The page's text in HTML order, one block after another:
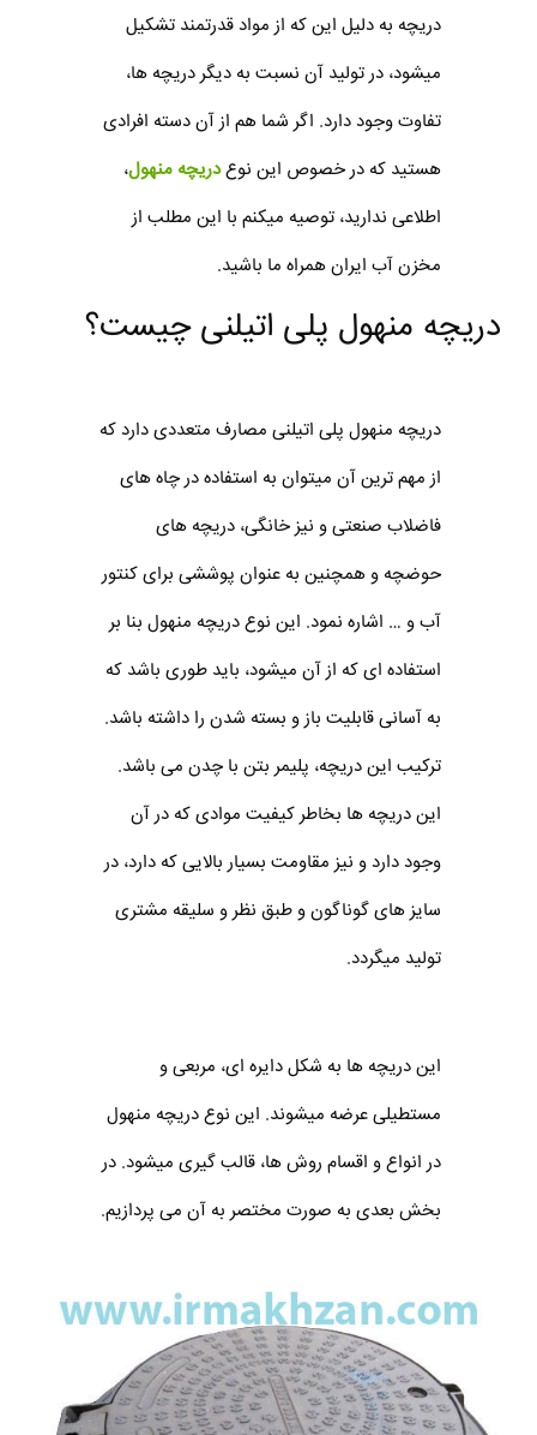
دریچه به دلیل این که از مواد قدرتمند تشکیل
میشود، در تولید آن نسبت به دیگر دریچه ها،
تفاوت وجود دارد. اگر شما هم از آن دسته افرادی
هستید که در خصوص این نوعدریچه منهول،
اطلاعی ندارید، توصیه میکنم با این مطلب از
مخزن آب ایران همراه ما باشید.
دریچه منهول پلی اتیلنی چیست؟
دریچه منهول پلی اتیلنی مصارف متعددی دارد که
از مهم ترین آن میتوان به استفاده در چاه های
فاضلاب صنعتی و نیز خانگی، دریچه های
حوضچه و همچنین به عنوان پوششی برای کنتور
آب و … اشاره نمود. این نوع دریچه منهول بنا بر
استفاده ای که از آن میشود، باید طوری باشد که
به آسانی قابلیت باز و بسته شدن را داشته باشد.
ترکیب این دریچه، پلیمر بتن با چدن می باشد.
این دریچه ها بخاطر کیفیت موادی که در آن
وجود دارد و نیز مقاومت بسیار بالایی که دارد، در
سایز های گوناگون و طبق نظر و سلیقه مشتری
تولید میگردد.
این دریچه ها به شکل دایره ای، مربعی و
مستطیلی عرضه میشوند. این نوع دریچه منهول
در انواع و اقسام روش ها، قالب گیری میشود. در
بخش بعدی به صورت مختصر به آن می پردازیم.